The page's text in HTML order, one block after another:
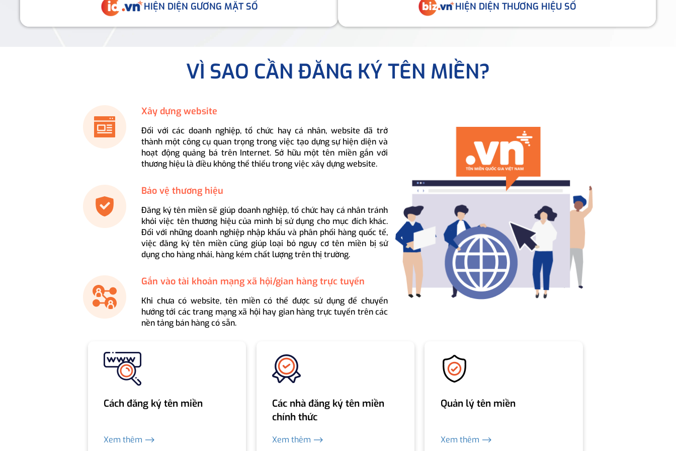
HIỆN DIỆN GƯƠNG MẶT SỐ HIỆN DIỆN THƯƠNG HIỆU SỐ
VÌ SAO CẦN ĐĂNG KÝ TÊN MIỀN?
Xây dựng website
Đối với các doanh nghiệp, tổ chức hay cá nhân, website đã trở
thành một công cụ quan trọng trong việc tạo dựng sự hiện diện và
hoạt động quảng bá trên Internet. Sở hữu một tên miền gắn với
thương hiệu là điều không thể thiếu trong việc xây dựng website.
Bảo vệ thương hiệu
Đăng ký tên miền sẽ giúp doanh nghiệp, tổ chức hay cá nhân tránh
khỏi việc tên thương hiệu của mình bị sử dụng cho mục đích khác.
Đối với những doanh nghiệp nhập khẩu và phân phối hàng quốc tế,
việc đăng ký tên miền cũng giúp loại bỏ nguy cơ tên miền bị sử
dụng cho hàng nhái, hàng kém chất lượng trên thị trường.
Gắn vào tài khoản mạng xã hội/gian hàng trực tuyến
Khi chưa có website, tên miền có thể được sử dụng để chuyển
hướng tới các trang mạng xã hội hay gian hàng trực tuyến trên các
nền tảng bán hàng có sẵn.
Cách đăng ký tên miền
Xem thêm ⟶
Các nhà đăng ký tên miền
chính thức
Xem thêm ⟶
Quản lý tên miền
Xem thêm ⟶